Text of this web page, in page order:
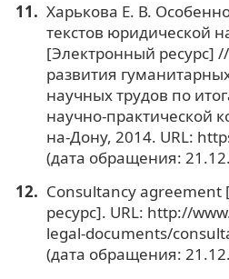
Харькова Е. В.
текстов юридической
[Электронный ресурс]
развития
научных трудов по
научно-практической
на-Дону, 2014. URL:
(дата обращения:
Consultancy agreement
ресурс]. URL: http://
legal-documents/
(дата обращения: